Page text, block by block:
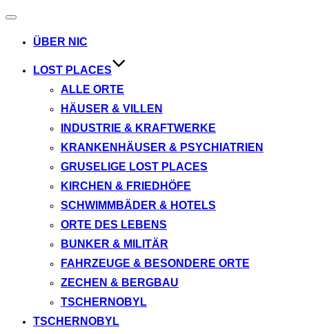
Navigation
ÜBER NIC
LOST PLACES
ALLE ORTE
HÄUSER & VILLEN
INDUSTRIE & KRAFTWERKE
KRANKENHÄUSER & PSYCHIATRIEN
GRUSELIGE LOST PLACES
KIRCHEN & FRIEDHÖFE
SCHWIMMBÄDER & HOTELS
ORTE DES LEBENS
BUNKER & MILITÄR
FAHRZEUGE & BESONDERE ORTE
ZECHEN & BERGBAU
TSCHERNOBYL
TSCHERNOBYL